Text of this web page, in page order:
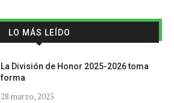
LO MÁS LEÍDO
La División de Honor 2025-2026 toma
forma
28 marzo, 2025